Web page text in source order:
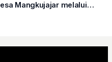
Mangkujajar melalui